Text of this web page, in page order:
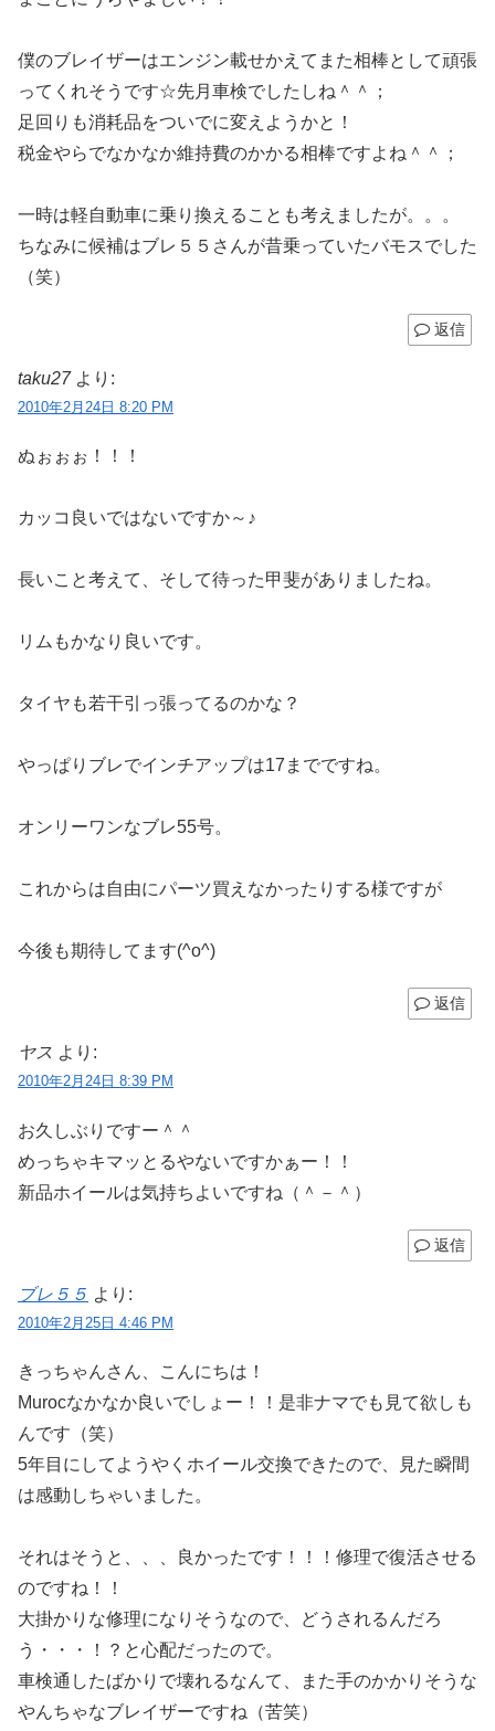
僕のブレイザーはエンジン載せかえてまた相棒として頑張
ってくれそうです☆先月車検でしたしね＾＾；
足回りも消耗品をついでに変えようかと！
税金やらでなかなか維持費のかかる相棒ですよね＾＾；
一時は軽自動車に乗り換えることも考えましたが。。。
ちなみに候補はブレ５５さんが昔乗っていたバモスでした
（笑）
返信
taku27 より:
2010年2月24日 8:20 PM
ぬぉぉぉ！！！
カッコ良いではないですか～♪
長いこと考えて、そして待った甲斐がありましたね。
リムもかなり良いです。
タイヤも若干引っ張ってるのかな？
やっぱりブレでインチアップは17までですね。
オンリーワンなブレ55号。
これからは自由にパーツ買えなかったりする様ですが
今後も期待してます(^o^)
返信
ヤス より:
2010年2月24日 8:39 PM
お久しぶりですー＾＾
めっちゃキマッとるやないですかぁー！！
新品ホイールは気持ちよいですね（＾－＾）
返信
ブレ５５ より:
2010年2月25日 4:46 PM
きっちゃんさん、こんにちは！
Murocなかなか良いでしょー！！是非ナマでも見て欲しも
んです（笑）
5年目にしてようやくホイール交換できたので、見た瞬間
は感動しちゃいました。
それはそうと、、、良かったです！！！修理で復活させる
のですね！！
大掛かりな修理になりそうなので、どうされるんだろ
う・・・！？と心配だったので。
車検通したばかりで壊れるなんて、また手のかかりそうな
やんちゃなブレイザーですね（苦笑）